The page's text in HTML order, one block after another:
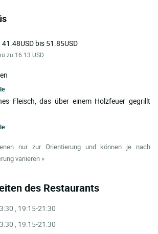
41.48USD bis 51.85USD
zu 16.13 USD
Fleisch, das über einem Holzfeuer gegrillt
nur zur Orientierung und können je nach
variieren »
des Restaurants
, 19:15-21:30
, 19:15-21:30